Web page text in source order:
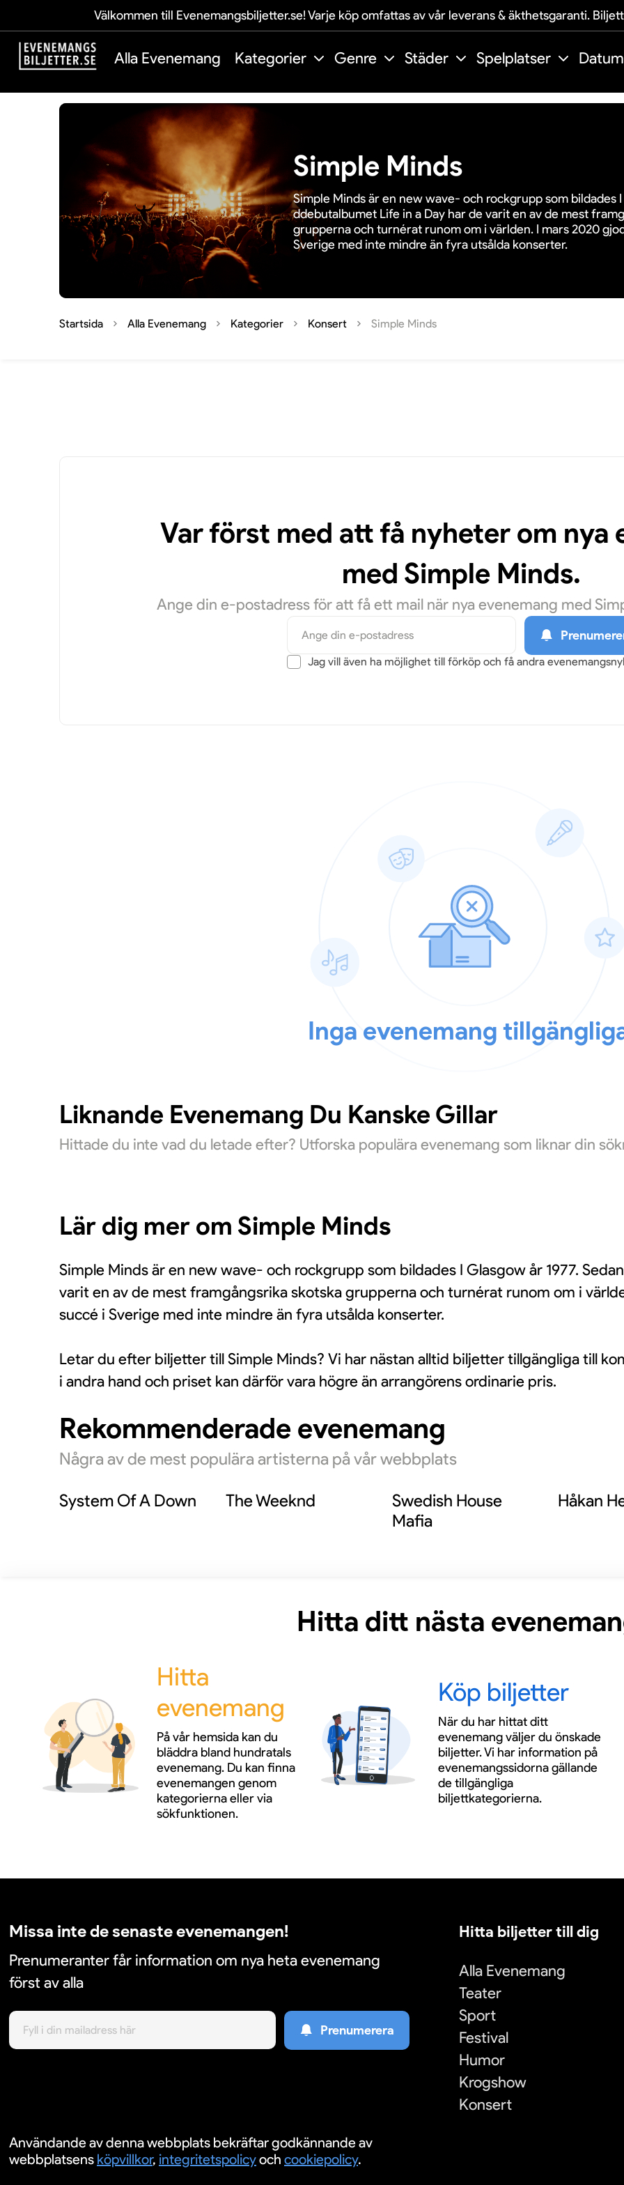
Välkommen till Evenemangsbiljetter.se! Varje köp omfattas av vår leverans & äkthetsgaranti.
Alla Evenemang Kategorier Genre Städer Spelplatser Datum
Simple Minds
Simple Minds är en new wave- och rockgrupp som bildades I
ddebutalbumet Life in a Day har de varit en av de mest
grupperna och turnérat runom om i världen. I mars 2020
Sverige med inte mindre än fyra utsålda konserter.
Startsida Alla Evenemang Kategorier Konsert Simple Minds
Var först med att få nyheter om nya
med Simple Minds.
Ange din e-postadress för att få ett mail när nya evenemang med
Jag vill även ha möjlighet till förköp och få andra
Inga evenemang
Liknande Evenemang Du Kanske Gillar
Hittade du inte vad du letade efter? Utforska populära evenemang som liknar din
Lär dig mer om Simple Minds
Simple Minds är en new wave- och rockgrupp som bildades I Glasgow år 1977.
varit en av de mest framgångsrika skotska grupperna och turnérat runom om i
succé i Sverige med inte mindre än fyra utsålda konserter.
Letar du efter biljetter till Simple Minds? Vi har nästan alltid biljetter tillgängliga till
i andra hand och priset kan därför vara högre än arrangörens ordinarie pris.
Rekommenderade evenemang
Några av de mest populära artisterna på vår webbplats
System Of A Down The Weeknd
Swedish House
Mafia
Håkan
Hitta ditt nästa
Hitta
evenemang
På vår hemsida kan du
bläddra bland hundratals
evenemang. Du kan finna
evenemangen genom
kategorierna eller via
sökfunktionen.
Köp biljetter
När du har hittat ditt
evenemang väljer du önskade
biljetter. Vi har information på
evenemangssidorna gällande
de tillgängliga
biljettkategorierna.
Missa inte de senaste evenemangen!
Prenumeranter får information om nya heta evenemang
först av alla
Prenumerera
Användande av denna webbplats bekräftar godkännande av
webbplatsens köpvillkor, integritetspolicyoch cookiepolicy.
Hitta biljetter till dig
Alla Evenemang
Teater
Sport
Festival
Humor
Krogshow
Konsert